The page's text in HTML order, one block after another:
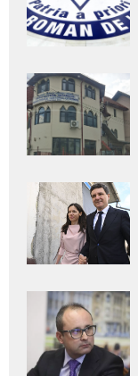
pentru
subtitlu
Adaugă
aici textul
pentru
subtitlu
Adaugă
aici textul
pentru
subtitlu
Adaugă
aici textul
pentru
subtitlu